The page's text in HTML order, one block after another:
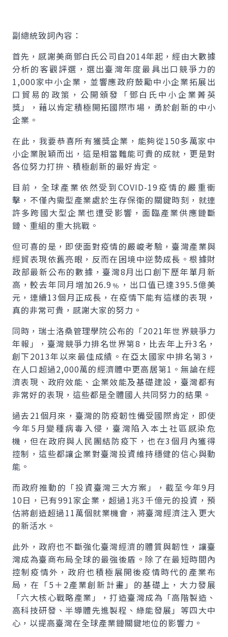
副總統致詞內容：
首先，感謝美商鄧白氏公司自2014年起，經由大數據
分析的客觀評選，選出臺灣年度最具出口競爭力的
1,000家中小企業，並響應政府鼓勵中小企業拓展出
口貿易的政策，公開頒發「鄧白氏中小企業菁英
獎」，藉以肯定積極開拓國際市場，勇於創新的中小
企業。
在此，我要恭喜所有獲獎企業，能夠從150多萬家中
小企業脫穎而出，這是相當難能可貴的成就，更是對
各位努力打拚、積極創新的最好肯定。
目前，全球產業依然受到COVID-19疫情的嚴重衝
擊，不僅內需型產業處於生存保衛的關鍵時刻，就連
許多跨國大型企業也遭受影響，面臨產業供應鏈斷
鏈、重組的重大挑戰。
但可喜的是，即使面對疫情的嚴峻考驗，臺灣產業與
經貿表現依舊亮眼，反而在困境中逆勢成長。根據財
政部最新公布的數據，臺灣8月出口創下歷年單月新
高，較去年同月增加26.9﹪，出口值已達395.5億美
元，連續13個月正成長，在疫情下能有這樣的表現，
真的非常可貴，感謝大家的努力。
同時，瑞士洛桑管理學院公布的「2021年世界競爭力
年報」，臺灣競爭力排名世界第8，比去年上升3名，
創下2013年以來最佳成績。在亞太國家中排名第3，
在人口超過2,000萬的經濟體中更高居第1。無論在經
濟表現、政府效能、企業效能及基礎建設，臺灣都有
非常好的表現，這些都是全體國人共同努力的結果。
過去21個月來，臺灣的防疫韌性備受國際肯定，即使
今年5月變種病毒入侵，臺灣陷入本土社區感染危
機，但在政府與人民團結防疫下，也在3個月內獲得
控制，這些都讓企業對臺灣投資維持穩健的信心與動
能。
而政府推動的「投資臺灣三大方案」，截至今年9月
10日，已有991家企業，超過1兆3千億元的投資，預
估將創造超過11萬個就業機會，將臺灣經濟注入更大
的新活水。
此外，政府也不斷強化臺灣經濟的體質與韌性，讓臺
灣成為臺商布局全球的最強後盾。除了在最短時間內
控制疫情外，政府也積極展開後疫情時代的產業布
局，在「5＋2產業創新計畫」的基礎上，大力發展
「六大核心戰略產業」，打造臺灣成為「高階製造、
高科技研發、半導體先進製程、綠能發展」等四大中
心，以提高臺灣在全球產業鏈關鍵地位的影響力。